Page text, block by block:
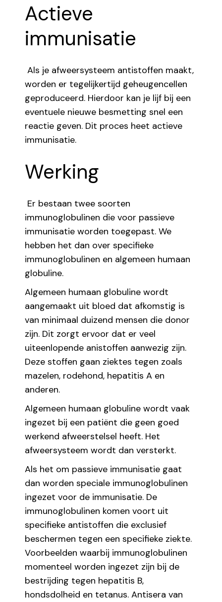
Actieve
immunisatie
Als je afweersysteem antistoffen maakt,
worden er tegelijkertijd geheugencellen
geproduceerd. Hierdoor kan je lijf bij een
eventuele nieuwe besmetting snel een
reactie geven. Dit proces heet actieve
immunisatie.
Werking
Er bestaan twee soorten
immunoglobulinen die voor passieve
immunisatie worden toegepast. We
hebben het dan over specifieke
immunoglobulinen en algemeen humaan
globuline.
Algemeen humaan globuline wordt
aangemaakt uit bloed dat afkomstig is
van minimaal duizend mensen die donor
zijn. Dit zorgt ervoor dat er veel
uiteenlopende anistoffen aanwezig zijn.
Deze stoffen gaan ziektes tegen zoals
mazelen, rodehond, hepatitis A en
anderen.
Algemeen humaan globuline wordt vaak
ingezet bij een patiënt die geen goed
werkend afweerstelsel heeft. Het
afweersysteem wordt dan versterkt.
Als het om passieve immunisatie gaat
dan worden speciale immunoglobulinen
ingezet voor de immunisatie. De
immunoglobulinen komen voort uit
specifieke antistoffen die exclusief
beschermen tegen een specifieke ziekte.
Voorbeelden waarbij immunoglobulinen
momenteel worden ingezet zijn bij de
bestrijding tegen hepatitis B,
hondsdolheid en tetanus. Antisera van